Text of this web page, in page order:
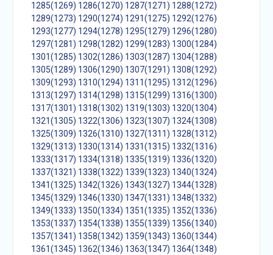
1285(1269) 1286(1270) 1287(1271) 1288(1272)
1289(1273) 1290(1274) 1291(1275) 1292(1276)
1293(1277) 1294(1278) 1295(1279) 1296(1280)
1297(1281) 1298(1282) 1299(1283) 1300(1284)
1301(1285) 1302(1286) 1303(1287) 1304(1288)
1305(1289) 1306(1290) 1307(1291) 1308(1292)
1309(1293) 1310(1294) 1311(1295) 1312(1296)
1313(1297) 1314(1298) 1315(1299) 1316(1300)
1317(1301) 1318(1302) 1319(1303) 1320(1304)
1321(1305) 1322(1306) 1323(1307) 1324(1308)
1325(1309) 1326(1310) 1327(1311) 1328(1312)
1329(1313) 1330(1314) 1331(1315) 1332(1316)
1333(1317) 1334(1318) 1335(1319) 1336(1320)
1337(1321) 1338(1322) 1339(1323) 1340(1324)
1341(1325) 1342(1326) 1343(1327) 1344(1328)
1345(1329) 1346(1330) 1347(1331) 1348(1332)
1349(1333) 1350(1334) 1351(1335) 1352(1336)
1353(1337) 1354(1338) 1355(1339) 1356(1340)
1357(1341) 1358(1342) 1359(1343) 1360(1344)
1361(1345) 1362(1346) 1363(1347) 1364(1348)